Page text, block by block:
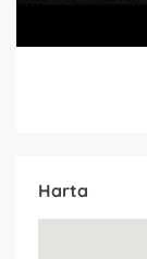
Harta